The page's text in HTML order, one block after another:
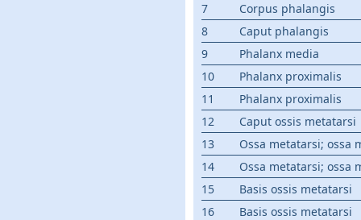
7
Corpus phalangis
8
Caput phalangis
9
Phalanx media
10
Phalanx proximalis
11
Phalanx proximalis
12
Caput ossis metatarsi
13
Ossa metatarsi; ossa
14
Ossa metatarsi; ossa
15
Basis ossis metatarsi
16
Basis ossis metatarsi